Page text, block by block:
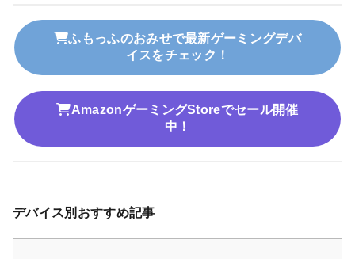
ふもっふのおみせで最新ゲーミングデバ
イスをチェック！
AmazonゲーミングStoreでセール開催
中！
デバイス別おすすめ記事